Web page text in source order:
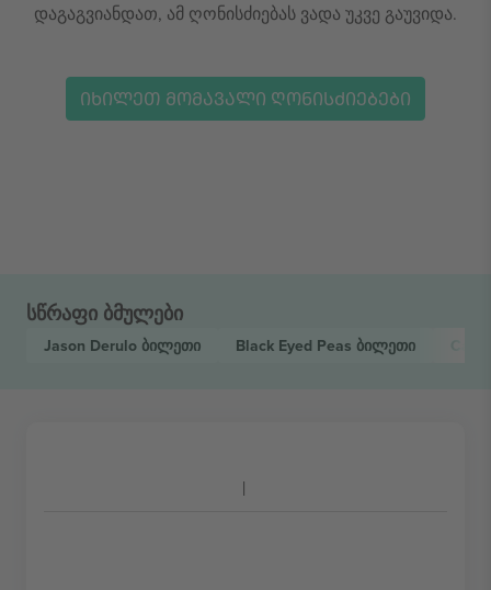
დაგაგვიანდათ, ამ ღონისძიებას ვადა უკვე გაუვიდა.
ᲘᲮᲘᲚᲔᲗ ᲛᲝᲛᲐᲕᲐᲚᲘ ᲦᲝᲜᲘᲡᲫᲘᲔᲑᲔᲑᲘ
სწრაფი ბმულები
Jason Derulo ბილეთი Black Eyed Peas ბილეთი